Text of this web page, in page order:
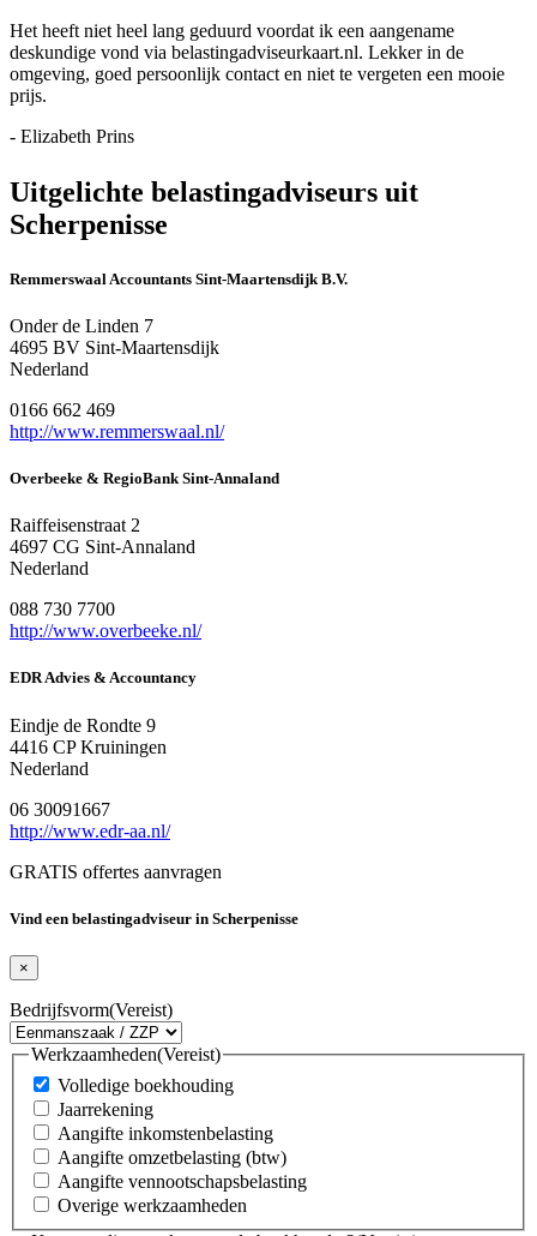
Het heeft niet heel lang geduurd voordat ik een aangename
deskundige vond via belastingadviseurkaart.nl. Lekker in de
omgeving, goed persoonlijk contact en niet te vergeten een mooie
prijs.
- Elizabeth Prins
Uitgelichte belastingadviseurs uit
Scherpenisse
Remmerswaal Accountants Sint-Maartensdijk B.V.
Onder de Linden 7
4695 BV Sint-Maartensdijk
Nederland
0166 662 469
http://www.remmerswaal.nl/
Overbeeke & RegioBank Sint-Annaland
Raiffeisenstraat 2
4697 CG Sint-Annaland
Nederland
088 730 7700
http://www.overbeeke.nl/
EDR Advies & Accountancy
Eindje de Rondte 9
4416 CP Kruiningen
Nederland
06 30091667
http://www.edr-aa.nl/
GRATIS offertes aanvragen
Vind een belastingadviseur in Scherpenisse
×
Bedrijfsvorm(Vereist)
Werkzaamheden(Vereist)
Volledige boekhouding
Jaarrekening
Aangifte inkomstenbelasting
Aangifte omzetbelasting (btw)
Aangifte vennootschapsbelasting
Overige werkzaamheden